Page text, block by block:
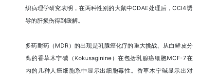
织病理学研究表明，在两种性别的大鼠中CDAE处理后，CCl4诱
导的肝损伤得到缓解。
多药耐药（MDR）的出现是乳腺癌化疗的重大挑战。从白鲜皮分
离的香草木宁碱（Kokusaginine）在包括乳腺癌细胞MCF-7在
内的几种人癌细胞系中显示出细胞毒性。香草木宁碱显示出对